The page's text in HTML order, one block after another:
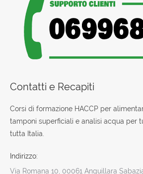
Contatti e Recapiti
Corsi di formazione HACCP per
tamponi superficiali e analisi acqua per
tutta Italia.
Indirizzo:
Via Romana 10, 00061 Anguillara